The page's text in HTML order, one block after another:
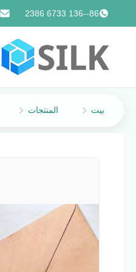
86--136 6733 2386
بيت المنتجات